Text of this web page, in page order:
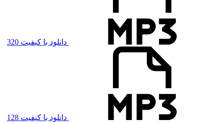
دانلود با کیفیت 320
دانلود با کیفیت 128